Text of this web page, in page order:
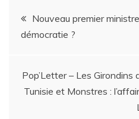
Navigation
de
l’article
Nouveau premier
démocratie ?
Pop’Letter – Les
Tunisie et Monstres :